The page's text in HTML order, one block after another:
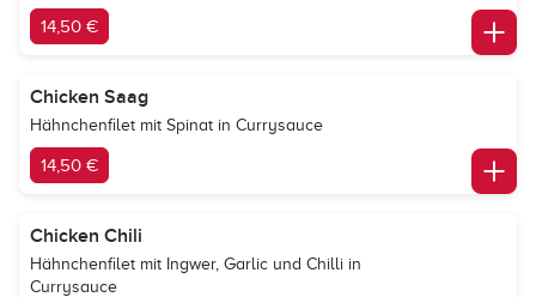
14,50 €
Chicken Saag
Hähnchenfilet mit Spinat in Currysauce
14,50 €
Chicken Chili
Hähnchenfilet mit Ingwer, Garlic und Chilli in
Currysauce